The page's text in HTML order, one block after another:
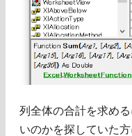
列全体の合計を求め
いのかを探していた方